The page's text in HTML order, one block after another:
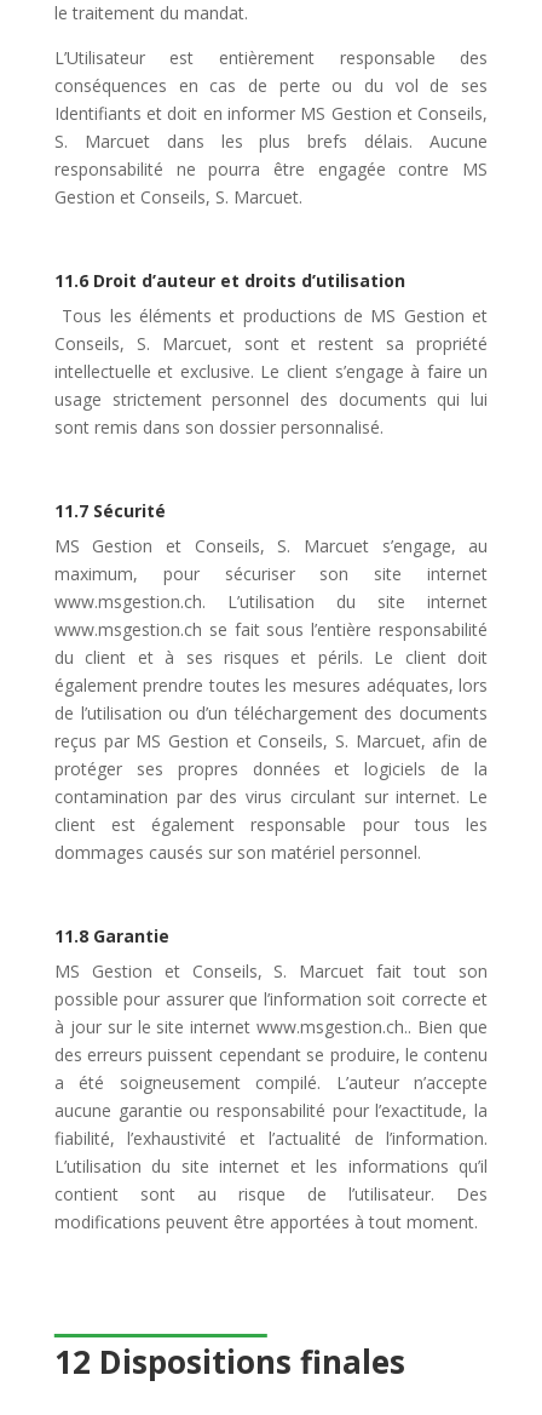
le traitement du mandat.
L’Utilisateur est entièrement responsable des
conséquences en cas de perte ou du vol de ses
Identifiants et doit en informer MS Gestion et Conseils,
S. Marcuet dans les plus brefs délais. Aucune
responsabilité ne pourra être engagée contre MS
Gestion et Conseils, S. Marcuet.
11.6 Droit d’auteur et droits d’utilisation
Tous les éléments et productions de MS Gestion et
Conseils, S. Marcuet, sont et restent sa propriété
intellectuelle et exclusive. Le client s’engage à faire un
usage strictement personnel des documents qui lui
sont remis dans son dossier personnalisé.
11.7 Sécurité
MS Gestion et Conseils, S. Marcuet s’engage, au
maximum, pour sécuriser son site internet
www.msgestion.ch. L’utilisation du site internet
www.msgestion.ch se fait sous l’entière responsabilité
du client et à ses risques et périls. Le client doit
également prendre toutes les mesures adéquates, lors
de l’utilisation ou d’un téléchargement des documents
reçus par MS Gestion et Conseils, S. Marcuet, afin de
protéger ses propres données et logiciels de la
contamination par des virus circulant sur internet. Le
client est également responsable pour tous les
dommages causés sur son matériel personnel.
11.8 Garantie
MS Gestion et Conseils, S. Marcuet fait tout son
possible pour assurer que l’information soit correcte et
à jour sur le site internet www.msgestion.ch.. Bien que
des erreurs puissent cependant se produire, le contenu
a été soigneusement compilé. L’auteur n’accepte
aucune garantie ou responsabilité pour l’exactitude, la
fiabilité, l’exhaustivité et l’actualité de l’information.
L’utilisation du site internet et les informations qu’il
contient sont au risque de l’utilisateur. Des
modifications peuvent être apportées à tout moment.
12 Dispositions finales